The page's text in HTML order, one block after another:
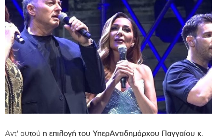
Αντ' αυτού η επιλογή του ΥπερΑντιδημάρχου Παγγαίου κ.